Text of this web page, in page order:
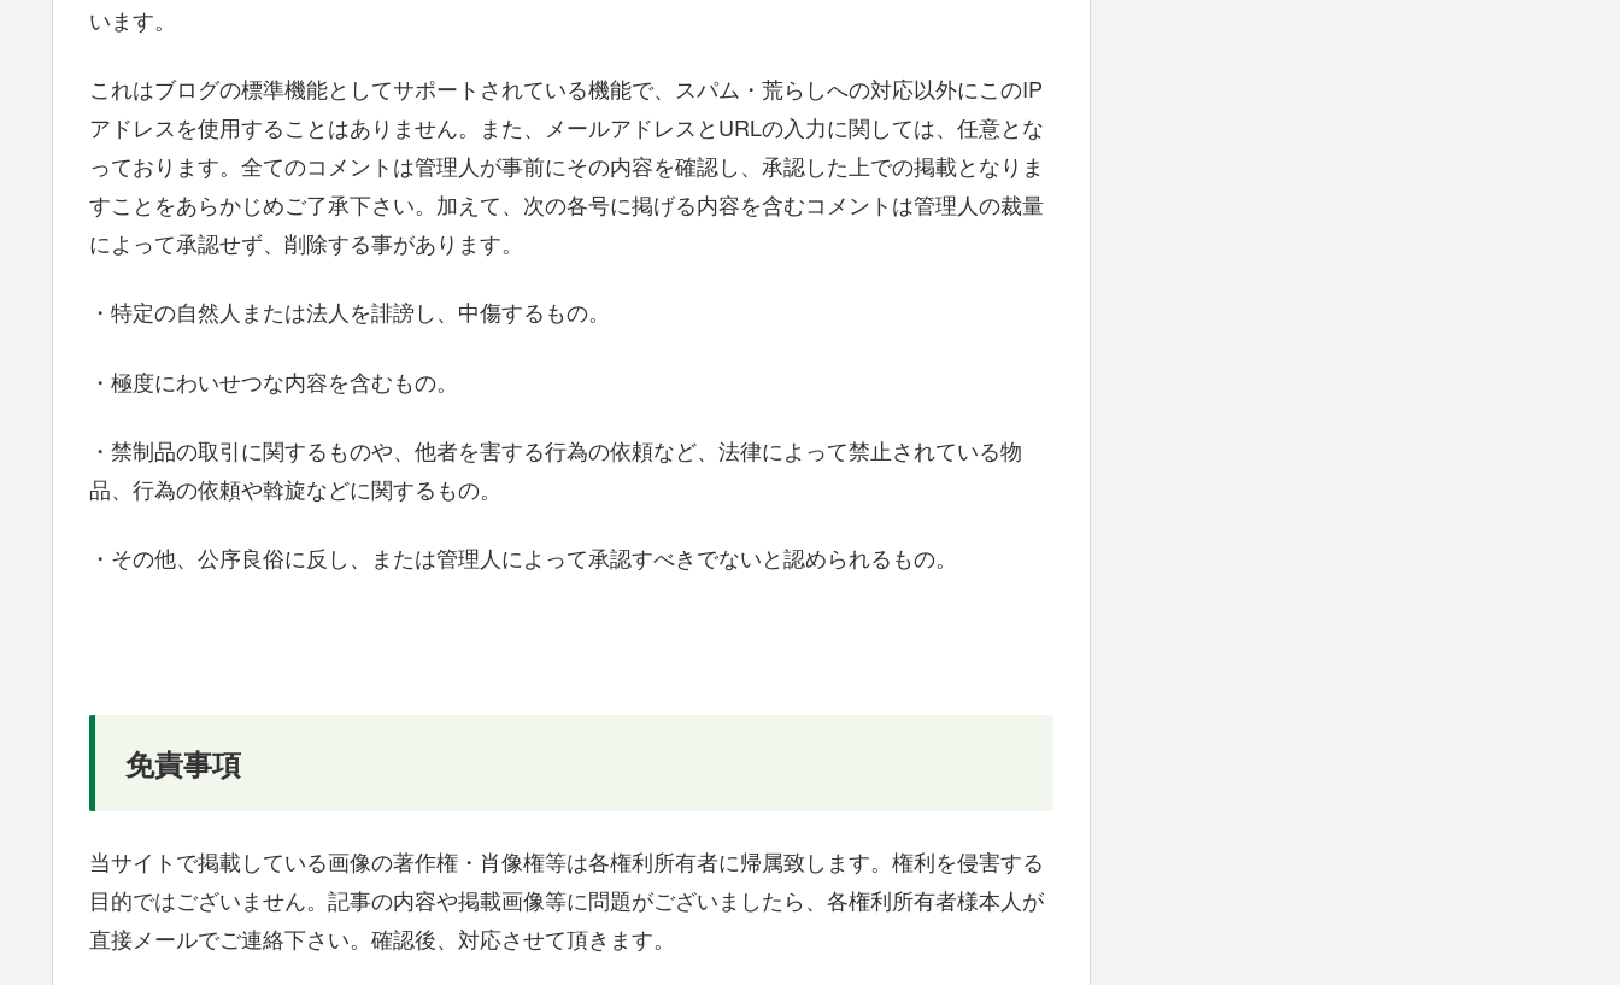
います。
これはブログの標準機能としてサポートされている機能で、スパム・荒らしへの対応以外にこのIP
アドレスを使用することはありません。また、メールアドレスとURLの入力に関しては、任意とな
っております。全てのコメントは管理人が事前にその内容を確認し、承認した上での掲載となりま
すことをあらかじめご了承下さい。加えて、次の各号に掲げる内容を含むコメントは管理人の裁量
によって承認せず、削除する事があります。
・特定の自然人または法人を誹謗し、中傷するもの。
・極度にわいせつな内容を含むもの。
・禁制品の取引に関するものや、他者を害する行為の依頼など、法律によって禁止されている物
品、行為の依頼や斡旋などに関するもの。
・その他、公序良俗に反し、または管理人によって承認すべきでないと認められるもの。
免責事項
当サイトで掲載している画像の著作権・肖像権等は各権利所有者に帰属致します。権利を侵害する
目的ではございません。記事の内容や掲載画像等に問題がございましたら、各権利所有者様本人が
直接メールでご連絡下さい。確認後、対応させて頂きます。